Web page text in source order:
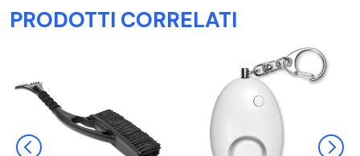
PRODOTTI CORRELATI